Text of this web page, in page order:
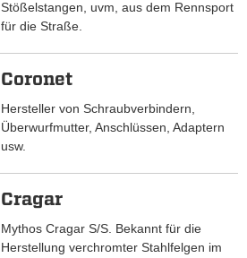
Stößelstangen, uvm, aus dem Rennsport
für die Straße.
Coronet
Hersteller von Schraubverbindern,
Überwurfmutter, Anschlüssen, Adaptern
usw.
Cragar
Mythos Cragar S/S. Bekannt für die
Herstellung verchromter Stahlfelgen im